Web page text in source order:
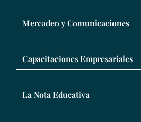
Mercadeo y Comunicaciones
Capacitaciones Empresariales
La Nota Educativa